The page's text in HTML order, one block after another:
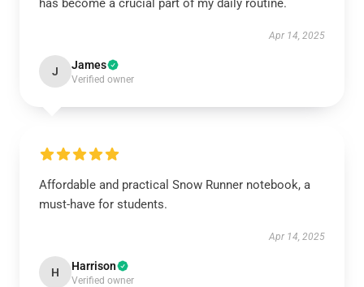
has become a crucial part of my daily routine.
Apr 14, 2025
J James
Verified owner
Affordable and practical Snow Runner notebook, a
must-have for students.
Apr 14, 2025
H Harrison
Verified owner